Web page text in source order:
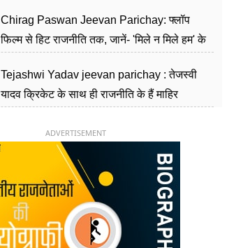
Chirag Paswan Jeevan Parichay: फ्लॉप
फिल्म से हिट राजनीति तक, जानें- 'मिले न मिले हम' के
Tejashwi Yadav jeevan parichay : तेजस्वी
यादव क्रिकेट के साथ ही राजनीति के हैं माहिर
ADVERTISEMENT